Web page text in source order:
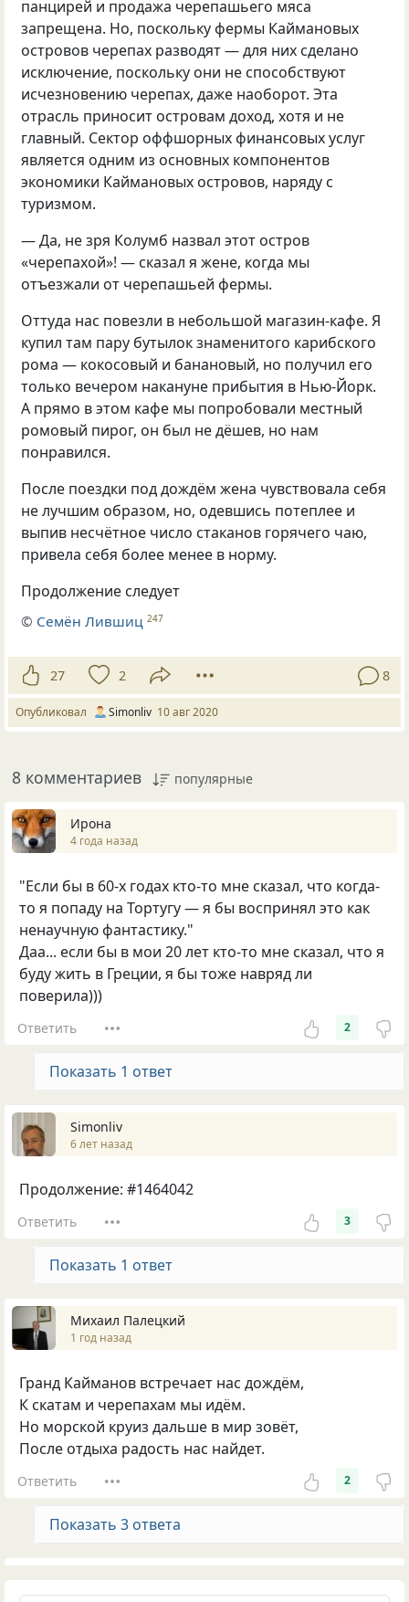
панцирей и продажа черепашьего мяса
запрещена. Но, поскольку фермы Каймановых
островов черепах разводят — для них сделано
исключение, поскольку они не способствуют
исчезновению черепах, даже наоборот. Эта
отрасль приносит островам доход, хотя и не
главный. Сектор оффшорных финансовых услуг
является одним из основных компонентов
экономики Каймановых островов, наряду с
туризмом.
— Да, не зря Колумб назвал этот остров
«черепахой»! — сказал я жене, когда мы
отъезжали от черепашьей фермы.
Оттуда нас повезли в небольшой магазин-кафе. Я
купил там пару бутылок знаменитого карибского
рома — кокосовый и банановый, но получил его
только вечером накануне прибытия в Нью-Йорк.
А прямо в этом кафе мы попробовали местный
ромовый пирог, он был не дёшев, но нам
понравился.
После поездки под дождём жена чувствовала себя
не лучшим образом, но, одевшись потеплее и
выпив несчётное число стаканов горячего чаю,
привела себя более менее в норму.
Продолжение следует
© Семён Лившиц 247
27 2 8
Опубликовал Simonliv 10 авг 2020
8 комментариев популярные
Ирона
4 года назад
"Если бы в 60-х годах кто-то мне сказал, что когда-
то я попаду на Тортугу — я бы воспринял это как
ненаучную фантастику."
Даа... если бы в мои 20 лет кто-то мне сказал, что я
буду жить в Греции, я бы тоже навряд ли
поверила)))
Ответить 2
Показать 1 ответ
Simonliv
6 лет назад
Продолжение: #1464042
Ответить 3
Показать 1 ответ
Михаил Палецкий
1 год назад
Гранд Кайманов встречает нас дождём,
К скатам и черепахам мы идём.
Но морской круиз дальше в мир зовёт,
После отдыха радость нас найдет.
Ответить 2
Показать 3 ответа